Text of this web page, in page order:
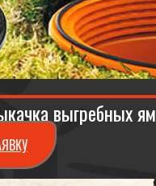
выгребных ям